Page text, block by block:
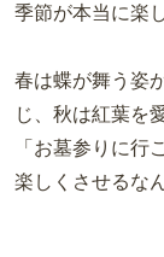
季節が本当に楽
春は蝶が舞う姿
じ、秋は紅葉を
「お墓参りに行
楽しくさせるな